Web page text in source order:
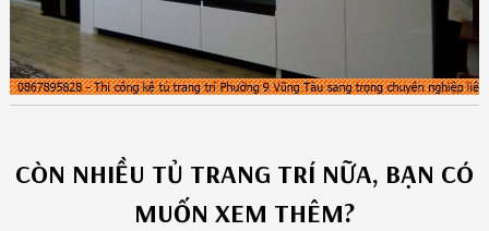
CÒN NHIỀU TỦ TRANG TRÍNỮA, BẠN CÓ
MUỐN XEM THÊM?